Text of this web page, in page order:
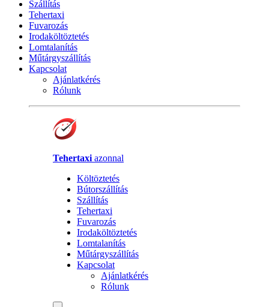
Szállítás
Tehertaxi
Fuvarozás
Irodaköltöztetés
Lomtalanítás
Műtárgyszállítás
Kapcsolat
Ajánlatkérés
Rólunk
Tehertaxi azonnal
Költöztetés
Bútorszállítás
Szállítás
Tehertaxi
Fuvarozás
Irodaköltöztetés
Lomtalanítás
Műtárgyszállítás
Kapcsolat
Ajánlatkérés
Rólunk